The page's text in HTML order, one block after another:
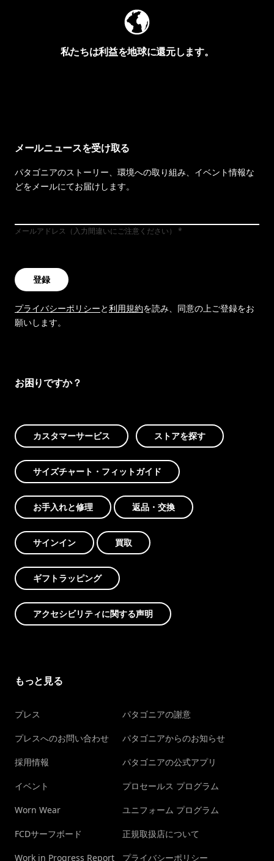
私たちは利益を地球に還元します。
メールニュースを受け取る
パタゴニアのストーリー、環境への取り組み、イベント情報な
どをメールにてお届けします。
メールアドレス（入力間違いにご注意ください）
登録
プライバシーポリシーと利用規約を読み、同意の上ご登録をお
願いします。
お困りですか？
カスタマーサービス ストアを探す
サイズチャート・フィットガイド
お手入れと修理 返品・交換
サインイン 買取
ギフトラッピング
アクセシビリティに関する声明
もっと見る
プレス
プレスへのお問い合わせ
採用情報
イベント
Worn Wear
FCDサーフボード
Work in Progress Report
パタゴニアの謝意
パタゴニアからのお知らせ
パタゴニアの公式アプリ
プロセールス プログラム
ユニフォーム プログラム
正規取扱店について
プライバシーポリシー